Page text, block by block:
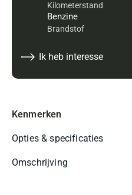
Kilometerstand
Benzine
Brandstof
Ik heb interesse
Kenmerken
Opties & specificaties
Omschrijving